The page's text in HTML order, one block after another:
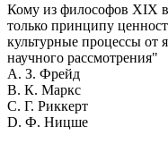
Кому из философов XIX
только принципу
культурные процессы от
научного рассмотрения"
A. З. Фрейд
B. К. Маркс
C. Г. Риккерт
D. Ф. Ницше